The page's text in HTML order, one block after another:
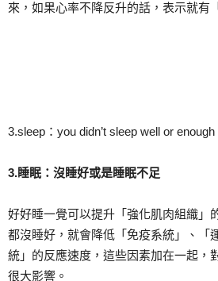
來，如果心率不降反升的話，表示就有
3.sleep：you didn’t sleep well or enough
3.睡眠：沒睡好或是睡眠不足
好好睡一覺可以提升「強化肌肉組織」
都沒睡好，就會降低「免疫系統」、「
統」的反應速度，這些因素加在一起，
很大影響。